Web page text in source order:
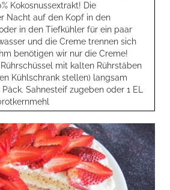
Kokosnussextrakt! Die
Nacht auf den Kopf in den
in den Tiefkühler für ein paar
und die Creme trennen sich
benötigen wir nur die Creme!
mit kalten Rührstäben
Kühlschrank stellen) langsam
Sahnesteif zugeben oder 1 EL